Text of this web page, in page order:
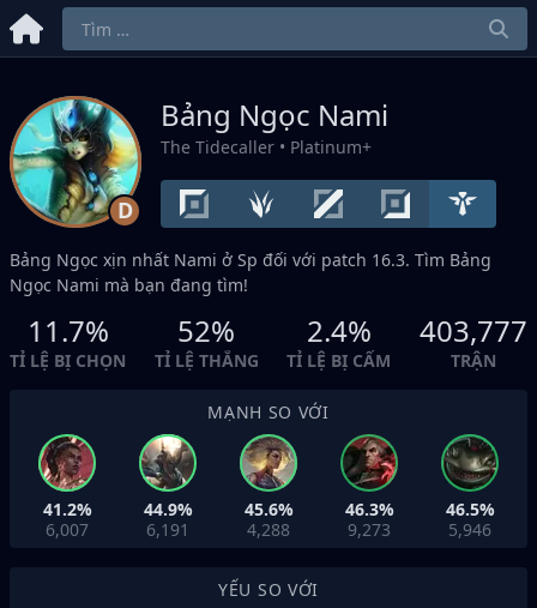
D
Bảng Ngọc Nami
The Tidecaller • Platinum+
Bảng Ngọc xịn nhất Nami ở Sp đối với patch 16.3. Tìm Bảng
Ngọc Nami mà bạn đang tìm!
11.7%
TỈ LỆ BỊ CHỌN
52%
TỈ LỆ THẮNG
2.4%
TỈ LỆ BỊ CẤM
403,777
TRẬN
MẠNH SO VỚI
41.2%
6,007
44.9%
6,191
45.6%
4,288
46.3%
9,273
46.5%
5,946
YẾU SO VỚI